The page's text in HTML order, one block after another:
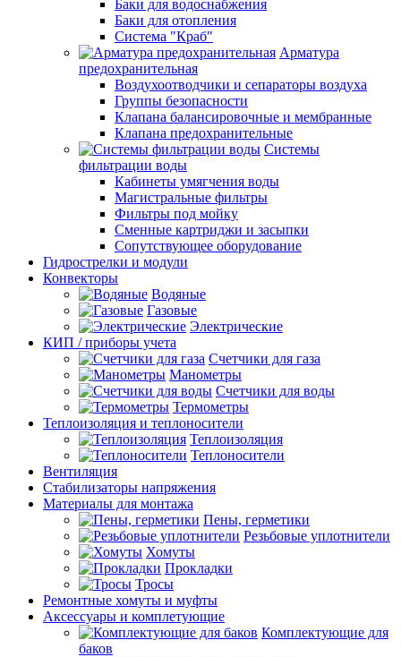
Баки для водоснабжения
Баки для отопления
Система "Краб"
Арматура
предохранительная
Воздухоотводчики и сепараторы воздуха
Группы безопасности
Клапана балансировочные и мембранные
Клапана предохранительные
Системы
фильтрации воды
Кабинеты умягчения воды
Магистральные фильтры
Фильтры под мойку
Сменные картриджи и засыпки
Сопутствующее оборудование
Гидрострелки и модули
Конвекторы
Водяные
Газовые
Электрические
КИП / приборы учета
Счетчики для газа
Манометры
Счетчики для воды
Термометры
Теплоизоляция и теплоносители
Теплоизоляция
Теплоносители
Вентиляция
Стабилизаторы напряжения
Материалы для монтажа
Пены, герметики
Резьбовые уплотнители
Хомуты
Прокладки
Тросы
Ремонтные хомуты и муфты
Аксессуары и комплетующие
Комплектующие для
баков